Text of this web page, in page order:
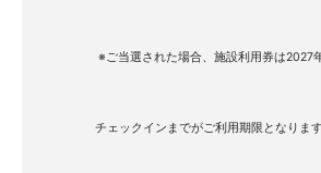
※ご当選された場合、 施設利用券は2027
チェックインまでがご利用期限となります